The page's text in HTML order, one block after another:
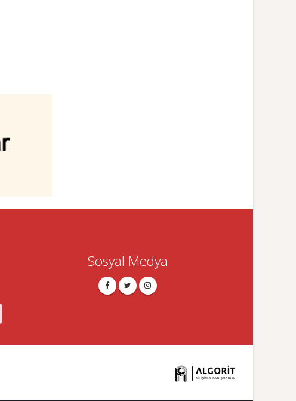
Sosyal Medya